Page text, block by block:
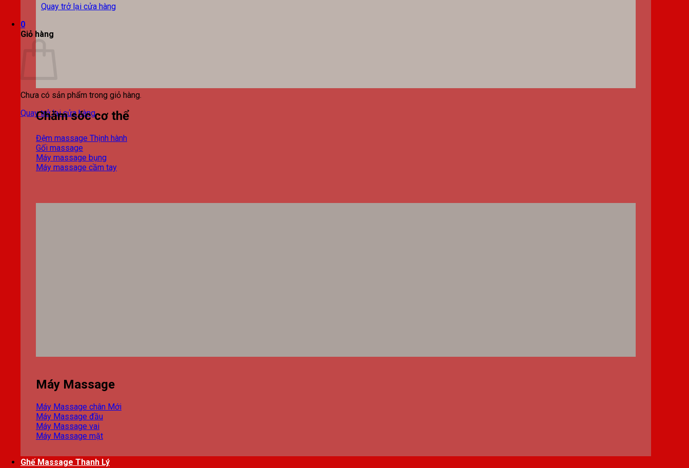
Quay trở lại cửa hàng
0
Giỏ hàng
Chưa có sản phẩm trong giỏ hàng.
Quay trở lại cửa hàng
Chăm sóc cơ thể
Đệm massage
Gối massage
Máy massage bụng
Máy massage cầm tay
Máy Massage
Máy Massage chân
Máy Massage đầu
Máy Massage vai
Máy Massage mặt
Ghế Massage Thanh Lý